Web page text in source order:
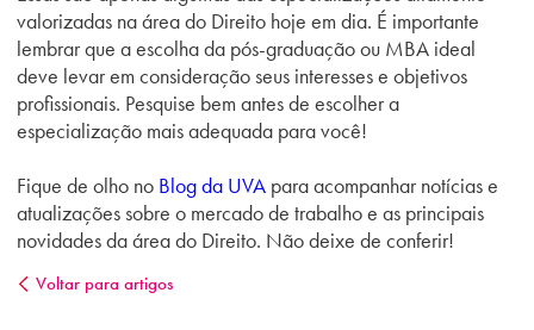
valorizadas na área do Direito hoje em dia. É importante
lembrar que a escolha da pós-graduação ou MBA ideal
deve levar em consideração seus interesses e objetivos
profissionais. Pesquise bem antes de escolher a
especialização mais adequada para você!
Fique de olho no Blog da UVA para acompanhar notícias e
atualizações sobre o mercado de trabalho e as principais
novidades da área do Direito. Não deixe de conferir!
Voltar para artigos